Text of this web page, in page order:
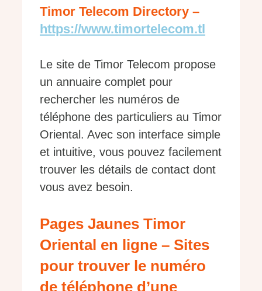
Timor Telecom Directory –
https://www.timortelecom.tl
Le site de Timor Telecom propose
un annuaire complet pour
rechercher les numéros de
téléphone des particuliers au Timor
Oriental. Avec son interface simple
et intuitive, vous pouvez facilement
trouver les détails de contact dont
vous avez besoin.
Pages Jaunes Timor
Oriental en ligne – Sites
pour trouver le numéro
de téléphone d’une